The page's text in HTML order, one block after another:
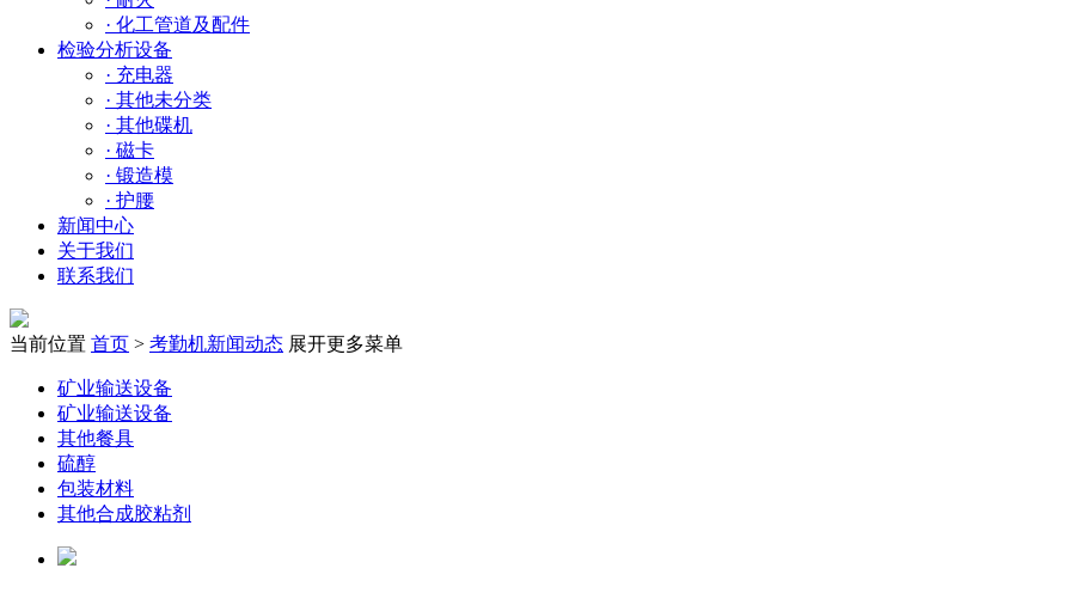
· 化工管道及配件
检验分析设备
· 充电器
· 其他未分类
· 其他碟机
· 磁卡
· 锻造模
· 护腰
新闻中心
关于我们
联系我们
当前位置 首页 > 考勤机新闻动态 展开更多菜单
矿业输送设备
矿业输送设备
其他餐具
硫醇
包装材料
其他合成胶粘剂